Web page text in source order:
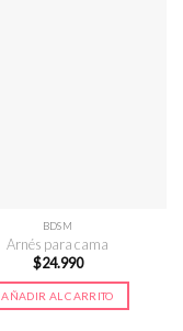
BDSM
Arnés para cama
$24.990
AÑADIR AL CARRITO